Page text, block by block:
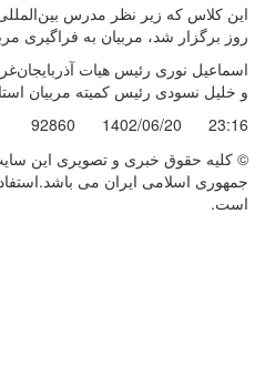
این کلاس که زیر نظر مدرس
روز برگزار شد، مربیان به فراگیری
اسماعیل نوری رئیس هیات
و خلیل نسودی رئیس کمیته مربیان
23:16
1402/06/20
92860
© کليه حقوق خبری و تصويری اين
جمهوری اسلامی ایران می
است.